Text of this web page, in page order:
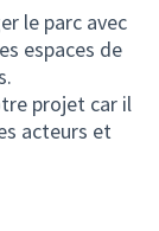
le parc avec
espaces de
projet car il
acteurs et